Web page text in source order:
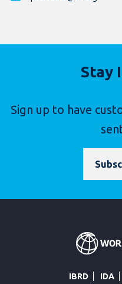
Stay
Sign up to have
IBRD IDA